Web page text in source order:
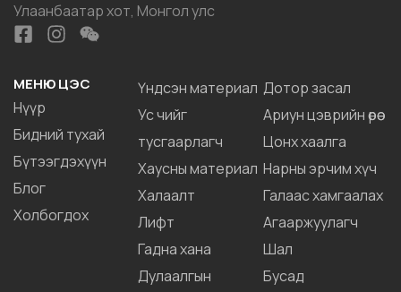
Улаанбаатар хот, Монгол улс
МЕНЮ ЦЭС
Нүүр
Бидний тухай
Бүтээгдэхүүн
Блог
Холбогдох
Үндсэн материал
Ус чийг
тусгаарлагч
Хаусны материал
Халаалт
Лифт
Гадна хана
Дулаалгын
Дотор засал
Ариун цэврийн өрөө
Цонх хаалга
Нарны эрчим хүч
Галаас хамгаалах
Агааржуулагч
Шал
Бусад